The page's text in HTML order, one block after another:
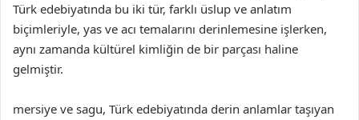
Türk edebiyatında bu iki tür, farklı üslup ve anlatım
biçimleriyle, yas ve acı temalarını derinlemesine işlerken,
aynı zamanda kültürel kimliğin de bir parçası haline
gelmiştir.
mersiye ve sagu, Türk edebiyatında derin anlamlar taşıyan